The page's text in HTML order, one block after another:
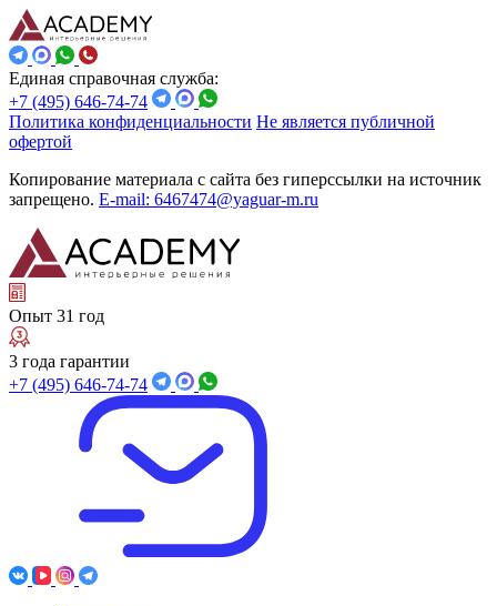
Единая справочная служба:
+7 (495) 646-74-74
Политика конфиденциальности Не является публичной
офертой
Копирование материала с сайта без гиперссылки на источник
запрещено. E-mail: 6467474@yaguar-m.ru
Опыт 31 год
3 года гарантии
+7 (495) 646-74-74